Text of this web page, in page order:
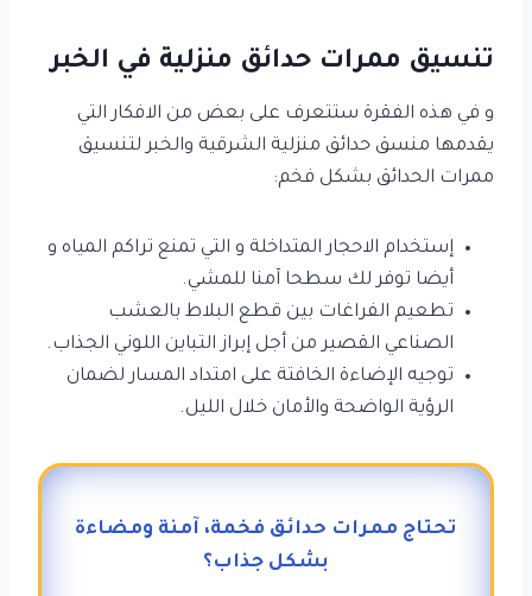
تنسيق ممرات حدائق منزلية في الخبر
و في هذه الفقرة ستتعرف على بعض من الافكار التي
يقدمها منسق حدائق منزلية الشرقية والخبر لتنسيق
ممرات الحدائق بشكل فخم:
إستخدام الاحجار المتداخلة و التي تمنع تراكم المياه و
أيضا توفر لك سطحا آمنا للمشي.
تطعيم الفراغات بين قطع البلاط بالعشب
الصناعي القصير من أجل إبراز التباين اللوني الجذاب.
توجيه الإضاءة الخافتة على امتداد المسار لضمان
الرؤية الواضحة والأمان خلال الليل.
تحتاج ممرات حدائق فخمة، آمنة ومضاءة
بشكل جذاب؟